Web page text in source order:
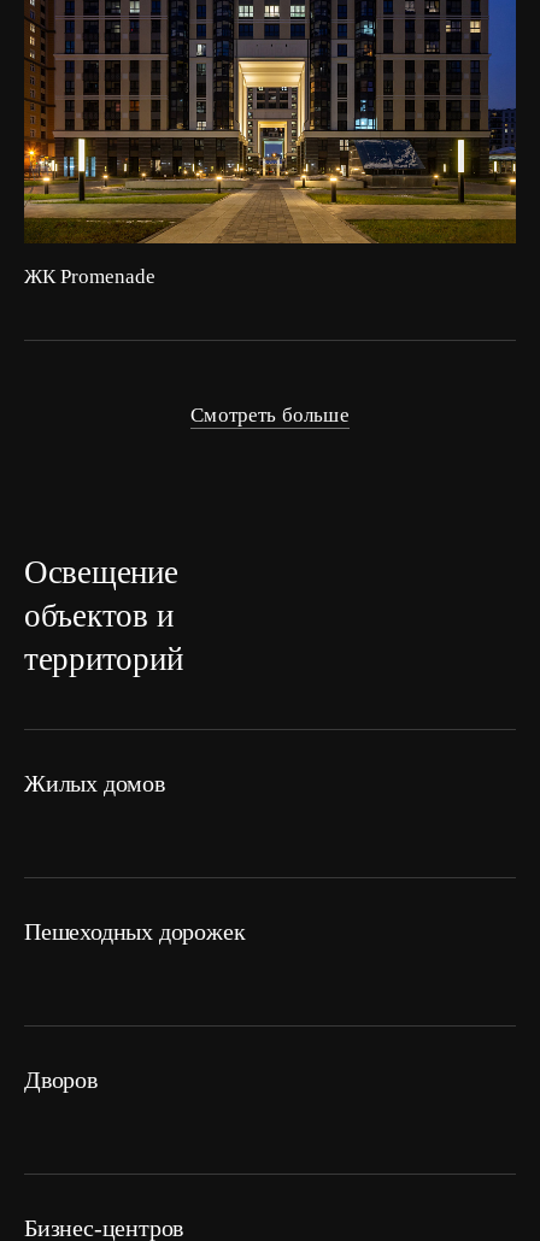
ЖК Promenade
Смотреть больше
Освещение
объектов и
территорий
жилых домов
пешеходных дорожек
дворов
Бизнес-центров